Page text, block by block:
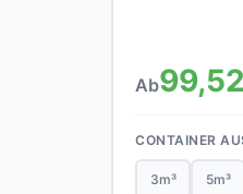
Ab99,52
CONTAINER
3m³ 5m³